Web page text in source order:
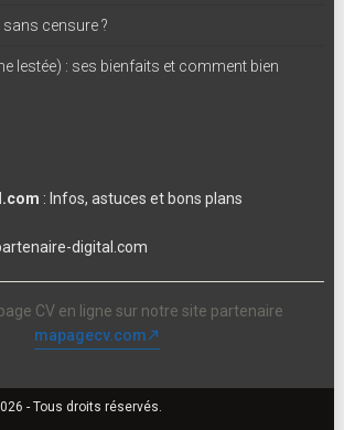
sans censure ?
lestée) : ses bienfaits et comment bien
: Infos, astuces et bons plans
digital.com
CV en ligne sur notre site partenaire
mapagecv.com
- Tous droits réservés.